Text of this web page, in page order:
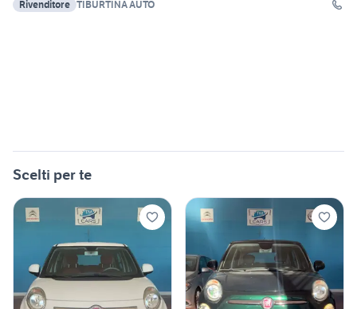
Rivenditore TIBURTINA AUTO
Scelti per te